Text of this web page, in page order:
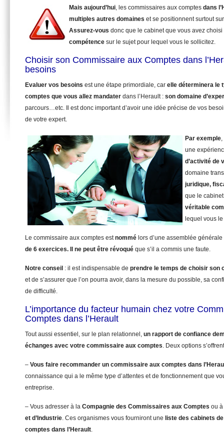
Mais aujourd’hui, les commissaires aux comptes dans
multiples autres domaines et se positionnent surtout
Assurez-vous donc que le cabinet que vous avez
compétence sur le sujet pour lequel vous le sollicitez.
Choisir son Commissaire aux Comptes dans
besoins
Evaluer vos besoins est une étape primordiale, car elle déterminera le
comptes que vous allez mandater dans l’Herault : son domaine
parcours…etc. Il est donc important d’avoir une idée précise de vos
de votre expert.
Par exemple
une
d’activité de
domaine
juridique,
que le
véritable
lequel vous
Le commissaire aux comptes estnommé lors d’une assemblée
de 6 exercices.
Il ne peut être révoqué que s’il a commis une faute.
Notre conseil : il est indispensable de prendre le temps de choisir son
et de s’assurer que l’on pourra avoir, dans la mesure du possible, sa
de difficulté.
L’importance du facteur humain chez votre
Comptes dans l’Herault
Tout aussi essentiel, sur le plan relationnel, un rapport de confiance
échanges avec votre commissaire aux comptes. Deux options
– Vous faire recommander un commissaire aux comptes dans
connaissance qui a le même type d’attentes et de fonctionnement que
entreprise.
– Vous adresser à la Compagnie des Commissaires aux Comptes ou
et d’Industrie. Ces organismes vous fourniront une liste des cabinets
comptes dans l’Herault.